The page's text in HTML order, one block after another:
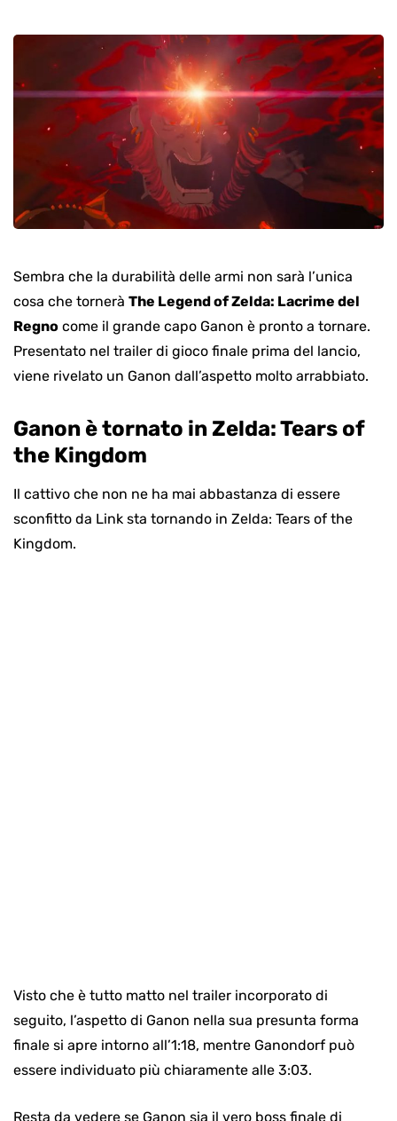
Sembra che la durabilità delle armi non sarà l’unica
cosa che tornerà The Legend of Zelda: Lacrime del
Regno come il grande capo Ganon è pronto a tornare.
Presentato nel trailer di gioco finale prima del lancio,
viene rivelato un Ganon dall’aspetto molto arrabbiato.
Ganon è tornato in Zelda: Tears of
the Kingdom
Il cattivo che non ne ha mai abbastanza di essere
sconfitto da Link sta tornando in Zelda: Tears of the
Kingdom.
Visto che è tutto matto nel trailer incorporato di
seguito, l’aspetto di Ganon nella sua presunta forma
finale si apre intorno all’1:18, mentre Ganondorf può
essere individuato più chiaramente alle 3:03.
Resta da vedere se Ganon sia il vero boss finale di